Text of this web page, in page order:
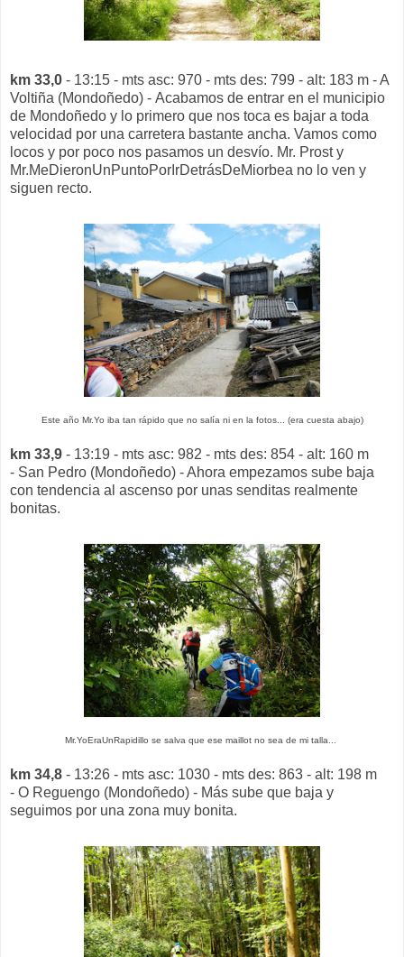
km 33,0 - 13:15 - mts asc: 970 - mts des: 799 - alt: 183 m - A
Voltiña (Mondoñedo) - Acabamos de entrar en el municipio
de Mondoñedo y lo primero que nos toca es bajar a toda
velocidad por una carretera bastante ancha. Vamos como
locos y por poco nos pasamos un desvío. Mr. Prost y
Mr.MeDieronUnPuntoPorIrDetrásDeMiorbea no lo ven y
siguen recto.
Este año Mr.Yo iba tan rápido que no salía ni en la fotos... (era cuesta abajo)
km 33,9 - 13:19 - mts asc: 982 - mts des: 854 - alt: 160 m
- San Pedro (Mondoñedo) - Ahora empezamos sube baja
con tendencia al ascenso por unas senditas realmente
bonitas.
Mr.YoEraUnRapidillo se salva que ese maillot no sea de mi talla...
km 34,8 - 13:26 - mts asc: 1030 - mts des: 863 - alt: 198 m
- O Reguengo (Mondoñedo) - Más sube que baja y
seguimos por una zona muy bonita.